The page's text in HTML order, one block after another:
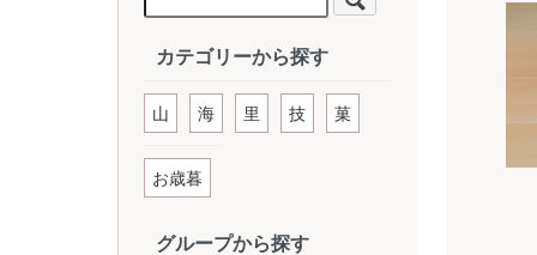
カテゴリーから探す
山 海 里 技 菓
お歳暮
グループから探す